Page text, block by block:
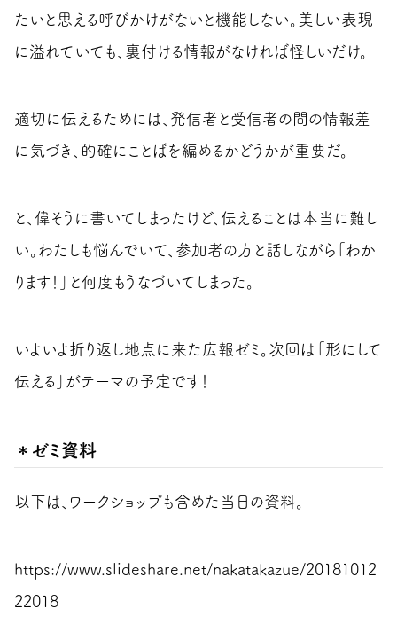
たいと思える呼びかけがないと機能しない。美しい表現
に溢れていても、裏付ける情報がなければ怪しいだけ。
適切に伝えるためには、発信者と受信者の間の情報差
に気づき、的確にことばを編めるかどうかが重要だ。
と、偉そうに書いてしまったけど、伝えることは本当に難し
い。わたしも悩んでいて、参加者の方と話しながら「わか
ります！」と何度もうなづいてしまった。
いよいよ折り返し地点に来た広報ゼミ。次回は「形にして
伝える」がテーマの予定です！
＊ゼミ資料
以下は、ワークショップも含めた当日の資料。
https://www.slideshare.net/nakatakazue/20181012
22018